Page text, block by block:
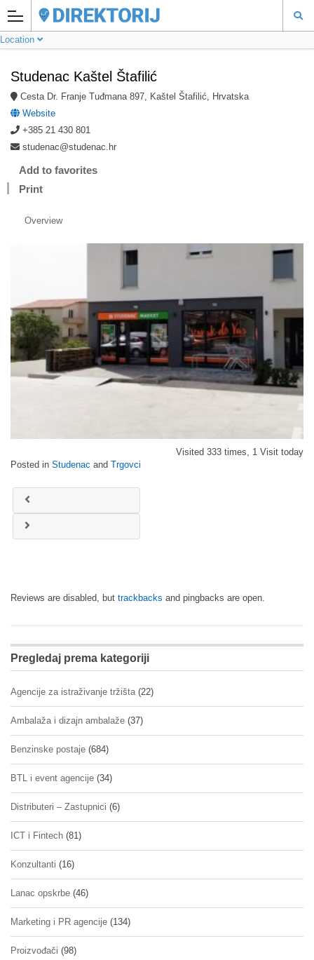
Location
Studenac Kaštel Štafilić
Cesta Dr. Franje Tuđmana 897, Kaštel Štafilić, Hrvatska
Website
+385 21 430 801
studenac@studenac.hr
Add to favorites
Print
Overview
Visited 333 times, 1 Visit today
Posted in Studenac and Trgovci
Reviews are disabled, but trackbacks and pingbacks are open.
Pregledaj prema kategoriji
Agencije za istraživanje tržišta (22)
Ambalaža i dizajn ambalaže (37)
Benzinske postaje (684)
BTL i event agencije (34)
Distributeri – Zastupnici (6)
ICT i Fintech (81)
Konzultanti (16)
Lanac opskrbe (46)
Marketing i PR agencije (134)
Proizvođači (98)